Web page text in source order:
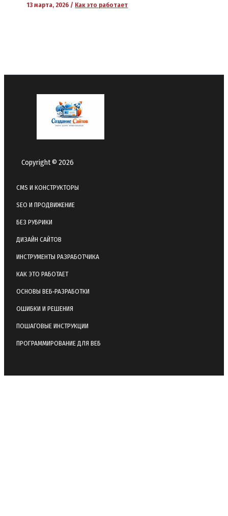
13 марта, 2026 / Как это работает
Copyright © 2026
CMS И КОНСТРУКТОРЫ
SEO И ПРОДВИЖЕНИЕ
БЕЗ РУБРИКИ
ДИЗАЙН САЙТОВ
ИНСТРУМЕНТЫ РАЗРАБОТЧИКА
КАК ЭТО РАБОТАЕТ
ОСНОВЫ ВЕБ‑РАЗРАБОТКИ
ОШИБКИ И РЕШЕНИЯ
ПОШАГОВЫЕ ИНСТРУКЦИИ
ПРОГРАММИРОВАНИЕ ДЛЯ ВЕБ